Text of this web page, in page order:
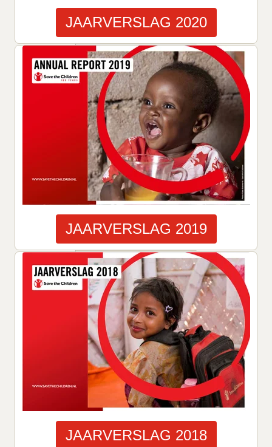
JAARVERSLAG 2020
JAARVERSLAG 2019
JAARVERSLAG 2018